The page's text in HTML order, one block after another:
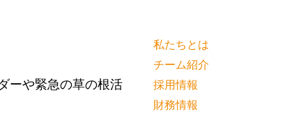
ーや緊急の草の根活
私たちとは
チーム紹介
採用情報
財務情報